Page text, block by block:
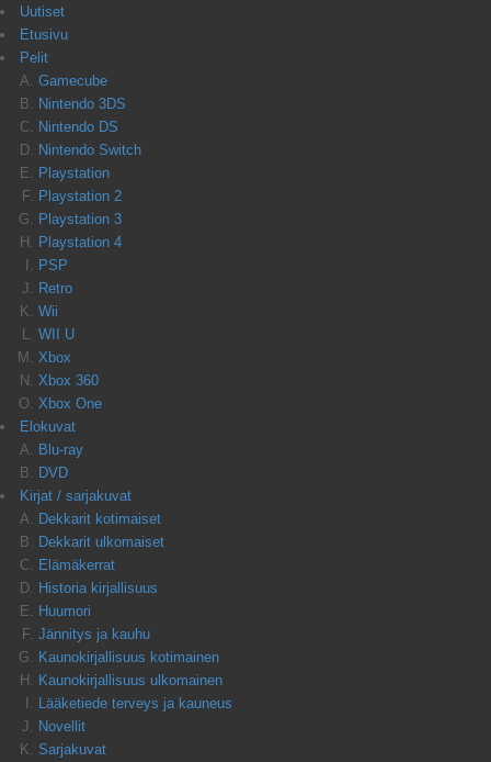
Uutiset
Etusivu
Pelit
Gamecube
Nintendo 3DS
Nintendo DS
Nintendo Switch
Playstation
Playstation 2
Playstation 3
Playstation 4
PSP
Retro
Wii
WII U
Xbox
Xbox 360
Xbox One
Elokuvat
Blu-ray
DVD
Kirjat / sarjakuvat
Dekkarit kotimaiset
Dekkarit ulkomaiset
Elämäkerrat
Historia kirjallisuus
Huumori
Jännitys ja kauhu
Kaunokirjallisuus kotimainen
Kaunokirjallisuus ulkomainen
Lääketiede terveys ja kauneus
Novellit
Sarjakuvat